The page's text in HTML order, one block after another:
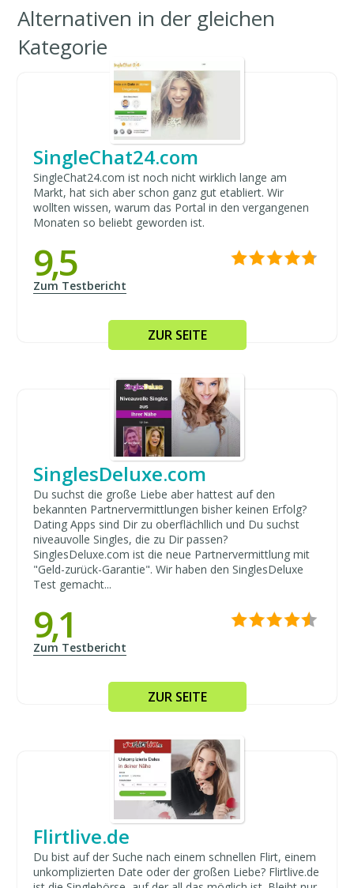
Alternativen in der gleichen
Kategorie
SingleChat24.com
SingleChat24.com ist noch nicht wirklich lange am
Markt, hat sich aber schon ganz gut etabliert. Wir
wollten wissen, warum das Portal in den vergangenen
Monaten so beliebt geworden ist.
9,5
Zum Testbericht
ZUR SEITE
SinglesDeluxe.com
Du suchst die große Liebe aber hattest auf den
bekannten Partnervermittlungen bisher keinen Erfolg?
Dating Apps sind Dir zu oberflächllich und Du suchst
niveauvolle Singles, die zu Dir passen?
SinglesDeluxe.com ist die neue Partnervermittlung mit
"Geld-zurück-Garantie". Wir haben den SinglesDeluxe
Test gemacht...
9,1
Zum Testbericht
ZUR SEITE
Flirtlive.de
Du bist auf der Suche nach einem schnellen Flirt, einem
unkomplizierten Date oder der großen Liebe? Flirtlive.de